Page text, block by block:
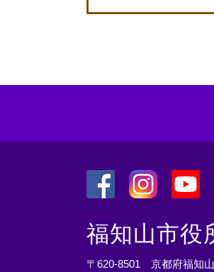
外
ク
外
部
リ
外
部
リ
外
部
リ
福知山市役
〒620-8501 京都府福知